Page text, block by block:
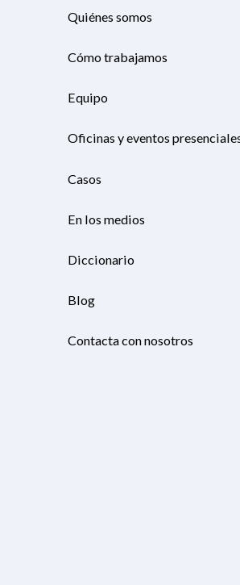
Quiénes somos
Cómo trabajamos
Equipo
Oficinas y eventos
Casos
En los medios
Diccionario
Blog
Contacta con nosotros